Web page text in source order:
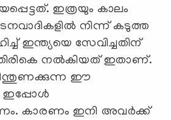
ഇത്രയും കാലം
നിന്ന് കടുത്ത
ഇന്ത്യയെ സേവിച്ചതിന്
നല്‍കിയത് ഇതാണ്.
ഈ
ഇപ്പോള്‍
കാരണം ഇനി അവര്‍ക്ക്